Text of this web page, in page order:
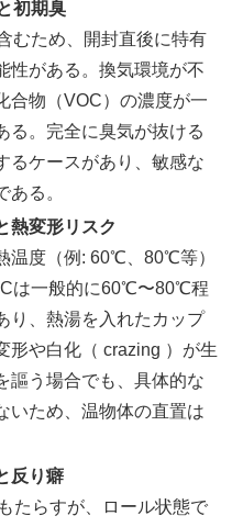
初期臭
むため、開封直後に特有
性がある。換気環境が不
合物（VOC）の濃度が一
る。完全に臭気が抜ける
るケースがあり、敏感な
る。
熱変形リスク
温度（例: 60℃、80℃等）
は一般的に60℃〜80℃程
り、熱湯を入れたカップ
形や白化（ crazing ）が生
謳う場合でも、具体的な
いため、温物体の直置は
反り癖
たらすが、ロール状態で